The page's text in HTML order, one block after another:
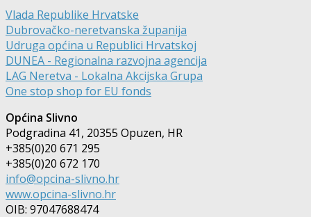
Vlada Republike Hrvatske
Dubrovačko-neretvanska županija
Udruga općina u Republici Hrvatskoj
DUNEA - Regionalna razvojna agencija
LAG Neretva - Lokalna Akcijska Grupa
One stop shop for EU fonds
Općina Slivno
Podgradina 41, 20355 Opuzen, HR
+385(0)20 671 295
+385(0)20 672 170
info@opcina-slivno.hr
www.opcina-slivno.hr
OIB: 97047688474